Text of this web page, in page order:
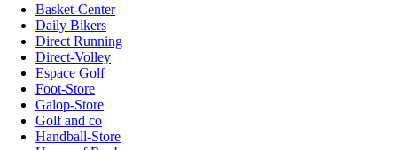
Basket-Center
Daily Bikers
Direct Running
Direct-Volley
Espace Golf
Foot-Store
Galop-Store
Golf and co
Handball-Store